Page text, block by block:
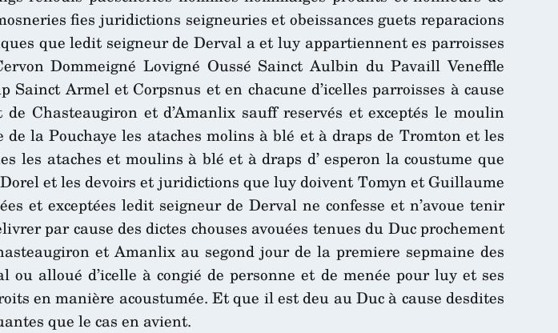
fies juridictions seigneuries et obeissances guets reparacions
que ledit seigneur de Derval a et luy appartiennent es parroisses
Dommeigné Lovigné Oussé Sainct Aulbin du Pavaill Veneffle
Armel et Corpsnus et en chacune d’icelles parroisses à cause
Chasteaugiron et d’Amanlix sauff reservés et exceptés le moulin
la Pouchaye les ataches molins à blé et à draps de Tromton et les
les ataches et moulins à blé et à draps d’ esperon la coustume que
et les devoirs et juridictions que luy doivent Tomyn et Guillaume
et exceptées ledit seigneur de Derval ne confesse et n’avoue tenir
par cause des dictes chouses avouées tenues du Duc prochement
et Amanlix au segond jour de la premiere sepmaine des
alloué d’icelle à congié de personne et de menée pour luy et ses
en manière acoustumée. Et que il est deu au Duc à cause desdites
que le cas en avient.